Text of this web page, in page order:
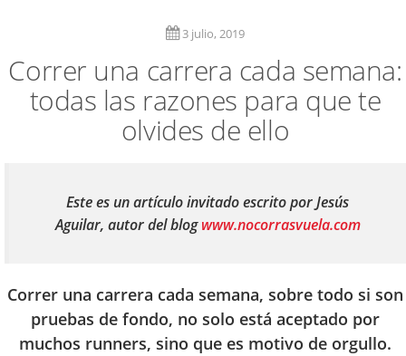
3 julio, 2019
Correr una carrera cada semana:
todas las razones para que te
olvides de ello
Este es un artículo invitado escrito por Jesús
Aguilar, autor del blogwww.nocorrasvuela.com
Correr una carrera cada semana, sobre todo si son
pruebas de fondo, no solo está aceptado por
muchos runners, sino que es motivo de orgullo.